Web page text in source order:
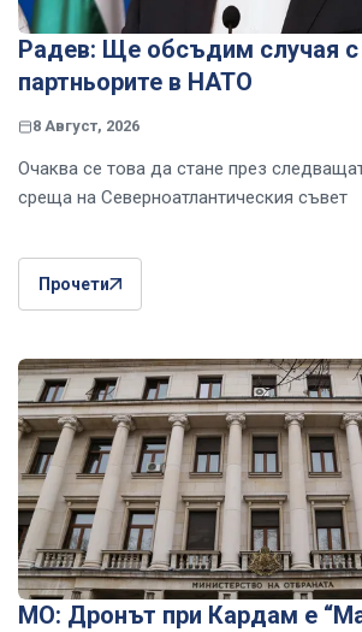
Радев: Ще обсъдим случая с
партньорите в НАТО
8 Август, 2026
Очаква се това да стане през
среща на Северноатлантическия съвет
Прочети
МО: Дронът при Кардам е